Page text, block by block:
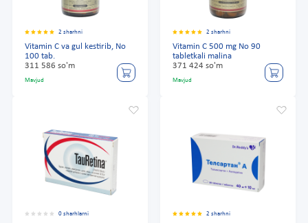
2 sharhni
Vitamin C va gul kestirib, No
100 tab.
311 586 so'm
Mavjud
2 sharhni
Vitamin C 500 mg No 90
tabletkali malina
371 424 so'm
Mavjud
0 sharhlarni 2 sharhni